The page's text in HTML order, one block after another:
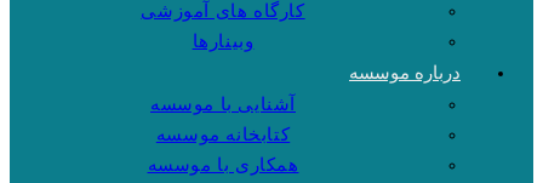
کارگاه های آموزشی
وبینارها
درباره موسسه
آشنایی با موسسه
کتابخانه موسسه
همکاری با موسسه